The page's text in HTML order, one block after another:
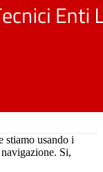
stiamo usando i
Si,